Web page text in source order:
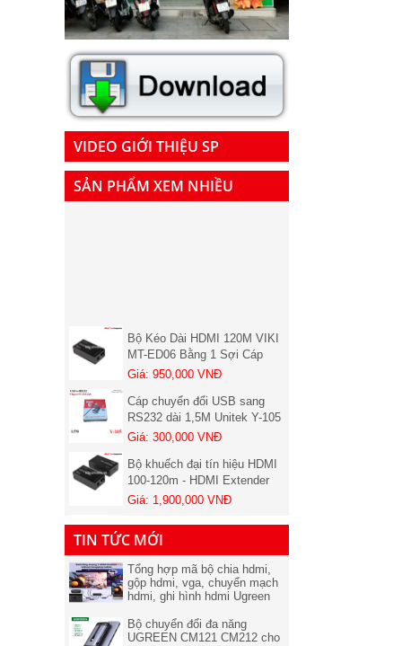
VIDEO GIỚI THIỆU SP
SẢN PHẨM XEM NHIỀU
MT-ED06 Bằng 1 Sợi Cáp
LAN Cat5, Cat6 chính hãng (
01 chiếc nhận )
Giá: 950,000 VNĐ
Cáp chuyển đổi USB sang
RS232 dài 1,5M Unitek Y-105
Chính hãng
Giá: 300,000 VNĐ
Bộ khuếch đại tín hiệu HDMI
100-120m - HDMI Extender
VIKI MT-ED06 (Bộ đủ 2
chiếc)
Giá: 1,900,000 VNĐ
Card PCI-e to 2 cổng Com
(RS232) Unitek Y-7504 chính
hãng
Giá: 550,000 VNĐ
Chuyển mạch 2 CPU ra 1
màn hình VGA MT-VIKI MT-
15-2CF Chính hãng
Giá: 150,000 VNĐ
Cáp HDMI 15m hỗ trợ 3D, 4K
TIN TỨC MỚI
Tổng hợp mã bộ chia hdmi,
gộp hdmi, vga, chuyển mạch
hdmi, ghi hình hdmi Ugreen
Bộ chuyển đổi đa năng
UGREEN CM121 CM212 cho